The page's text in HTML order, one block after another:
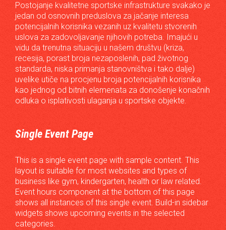
Postojanje kvalitetne sportske infrastrukture svakako je
jedan od osnovnih preduslova za jačanje interesa
potencijalnih korisnika vezanih uz kvalitetu stvorenih
uslova za zadovoljavanje njihovih potreba. Imajući u
vidu da trenutna situaciju u našem društvu (kriza,
recesija, porast broja nezaposlenih, pad životnog
standarda, niska primanja stanovništva i tako dalje)
uvelike utiče na procjenu broja potencijalnih korisnika
kao jednog od bitnih elemenata za donošenje konačnih
odluka o isplativosti ulaganja u sportske objekte.
Single Event Page
This is a single event page with sample content. This
layout is suitable for most websites and types of
business like gym, kindergarten, health or law related.
Event hours component at the bottom of this page
shows all instances of this single event. Build-in sidebar
widgets shows upcoming events in the selected
categories.